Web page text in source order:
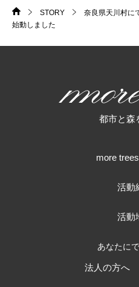
HOME>
STORY
奈良県天川村に
始動しました
都市と森
more
活動
活動
あなたに
法人の方へ